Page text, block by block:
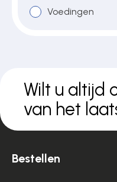
Over onsVoedingen
Wilt u altijd
van het
Bestellen